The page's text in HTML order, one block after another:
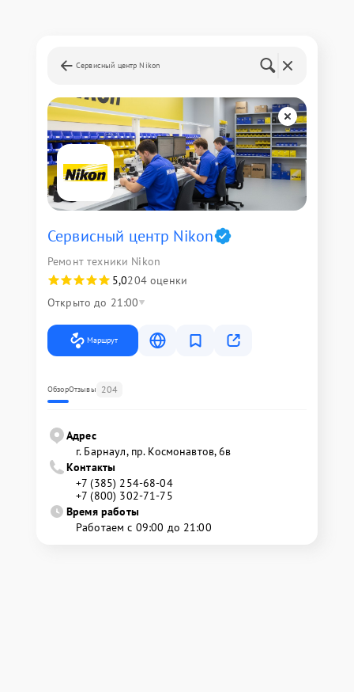
Сервисный центр Nikon
Сервисный центр Nikon
Ремонт техники Nikon
5,0204 оценки
Открыто до 21:00
Маршрут
ОбзорОтзывы 204
Адрес
г. Барнаул, ​пр. Космонавтов, 6в
Контакты
+7 (385) 254-68-04
+7 (800) 302-71-75
Время работы
Работаем с 09:00 до 21:00